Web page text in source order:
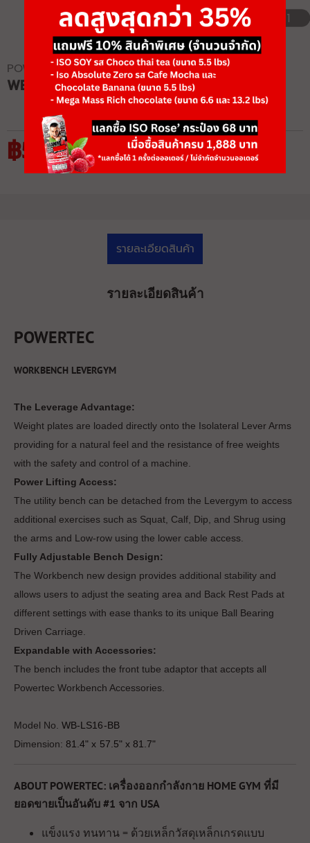
1/1
POWERTEC
WB-LS16-BB WORKBENCH LEVERGYM
฿57,850 ฿89,000
รายละเอียดสินค้า
รายละเอียดสินค้า
POWERTEC
WORKBENCH LEVERGYM
The Leverage Advantage:
Weight plates are loaded directly onto the Isolateral Lever Arms
providing for a natural feel and the resistance of free weights
with the safety and control of a machine.
Power Lifting Access:
The utility bench can be detached from the Levergym to access
additional exercises such as Squat, Calf, Dip, and Shrug using
the arms and Low-row using the lower cable access.
Fully Adjustable Bench Design:
The Workbench new design provides additional stability and
allows users to adjust the seating area and Back Rest Pads at
different settings with ease thanks to its unique Ball Bearing
Driven Carriage.
Expandable with Accessories:
The bench includes the front tube adaptor that accepts all
Powertec Workbench Accessories.
Model No. WB-LS16-BB
Dimension: 81.4" x 57.5" x 81.7"
ABOUT POWERTEC: เครื่องออกกำลังกาย HOME GYM ที่มี
ยอดขายเป็นอันดับ #1 จาก USA
แข็งแรง ทนทาน = ด้วยเหล็กวัสดุเหล็กเกรดแบบ